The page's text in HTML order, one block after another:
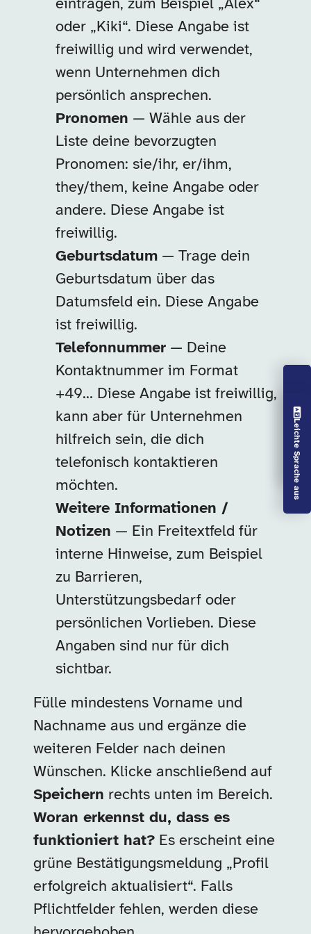
Vorlesen aus
Leichte Sprache aus
eintragen, zum Beispiel „Alex“
oder „Kiki“. Diese Angabe ist
freiwillig und wird verwendet,
wenn Unternehmen dich
persönlich ansprechen.
Pronomen — Wähle aus der
Liste deine bevorzugten
Pronomen: sie/ihr, er/ihm,
they/them, keine Angabe oder
andere. Diese Angabe ist
freiwillig.
Geburtsdatum — Trage dein
Geburtsdatum über das
Datumsfeld ein. Diese Angabe
ist freiwillig.
Telefonnummer — Deine
Kontaktnummer im Format
+49… Diese Angabe ist freiwillig,
kann aber für Unternehmen
hilfreich sein, die dich
telefonisch kontaktieren
möchten.
Weitere Informationen /
Notizen — Ein Freitextfeld für
interne Hinweise, zum Beispiel
zu Barrieren,
Unterstützungsbedarf oder
persönlichen Vorlieben. Diese
Angaben sind nur für dich
sichtbar.
Fülle mindestens Vorname und
Nachname aus und ergänze die
weiteren Felder nach deinen
Wünschen. Klicke anschließend auf
Speichern rechts unten im Bereich.
Woran erkennst du, dass es
funktioniert hat? Es erscheint eine
grüne Bestätigungsmeldung „Profil
erfolgreich aktualisiert“. Falls
Pflichtfelder fehlen, werden diese